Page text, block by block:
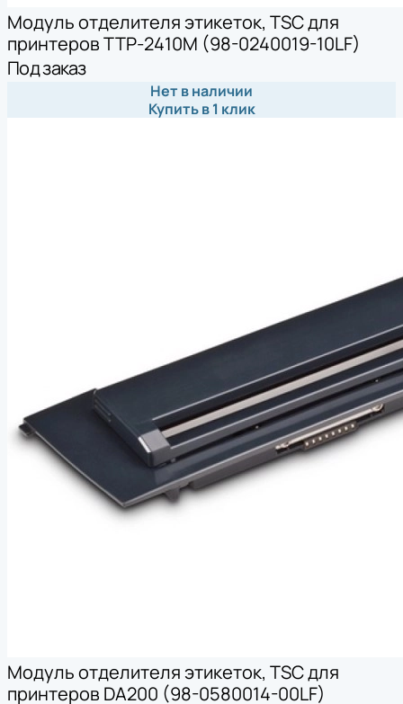
Модуль отделителя этикеток, TSC для
принтеров TTP-2410M (98-0240019-10LF)
Под заказ
Нет в наличии
Купить в 1 клик
Модуль отделителя этикеток, TSC для
принтеров DA200 (98-0580014-00LF)